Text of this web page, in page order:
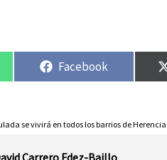
Facebook
se vivirá en todos los barrios de Herencia
Carrero Fdez-Baillo